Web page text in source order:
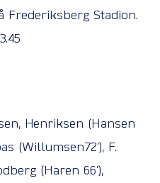
Frederiksberg Stadion.
Henriksen (Hansen
(Willumsen72’), F.
(Haren 66’),